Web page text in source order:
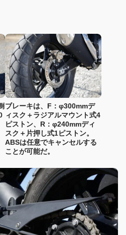
ブレーキは、F：φ300mmデ
ィスク＋ラジアルマウント式4
ピストン、R：φ240mmディ
スク＋片押し式1ピストン。
ABSは任意でキャンセルする
ことが可能だ。